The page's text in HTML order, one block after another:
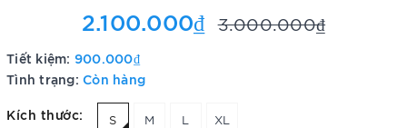
2.100.000₫ 3.000.000₫
Tiết kiệm: 900.000₫
Tình trạng: Còn hàng
Kích thước: S M L XL